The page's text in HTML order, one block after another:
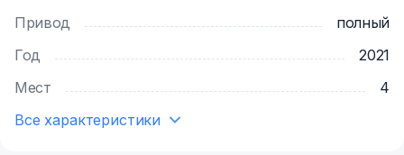
На авто предоставляется ОСАГО и КАСКО без
Привод
полный
Год
2021
Мест
4
Все характеристики